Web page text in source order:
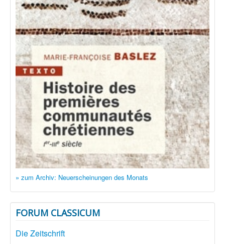
» zum Archiv: Neuerscheinungen des Monats
FORUM CLASSICUM
Die Zeitschrift